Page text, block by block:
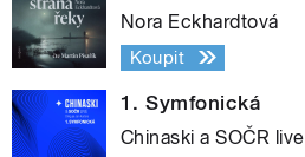
Nora Eckhardtová
Koupit
1. Symfonická
Chinaski a SOČR live